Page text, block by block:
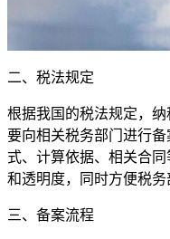
二、税法规定
根据我国的税法规定，
要向相关税务部门进行
式、计算依据、相关合
和透明度，同时方便税务
三、备案流程